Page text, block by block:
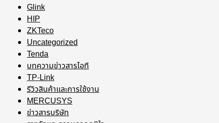
Glink
HIP
ZKTeco
Uncategorized
Tenda
บทความข่าวสารไอที
TP-Link
รีวิวสินค้าและการใช้งาน
MERCUSYS
ข่าวสารบริษัท